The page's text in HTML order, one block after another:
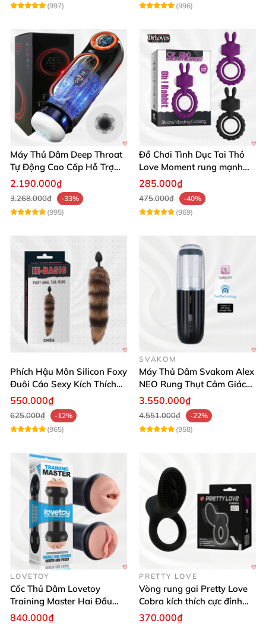
(997)
(996)
Máy Thủ Dâm Deep Throat
Tự Động Cao Cấp Hỗ Trợ
Gắn Tường
2.190.000₫
3.268.000₫
-33%
(995)
Đồ Chơi Tình Dục Tai Thỏ
Love Moment rung mạnh
mẽ êm ái
285.000₫
475.000₫
-40%
(969)
Phích Hậu Môn Silicon Foxy
Đuôi Cáo Sexy Kích Thích
Đỉnh Cao
550.000₫
625.000₫
-12%
(965)
SVAKOM
Máy Thủ Dâm Svakom Alex
NEO Rung Thụt Cảm Giác
Thật, App Điều Khiển
3.550.000₫
4.551.000₫
-22%
(958)
LOVETOY
Cốc Thủ Dâm Lovetoy
Training Master Hai Đầu
Siêu Thật, Tăng Khoái Cảm
840.000₫
PRETTY LOVE
Vòng rung gai Pretty Love
Cobra kích thích cực đỉnh
trải nghiệm
370.000₫